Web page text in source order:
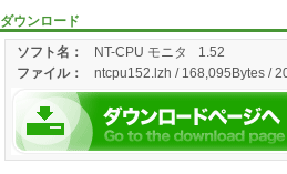
ダウンロード
ソフト名：
NT-CPU モニタ 1.52
ファイル： ntcpu152.lzh / 168,095Bytes /